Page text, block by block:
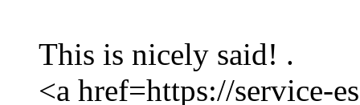
This is nicely said! .
<a href=https://service-